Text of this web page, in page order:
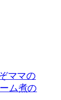
ママの
ム煮の